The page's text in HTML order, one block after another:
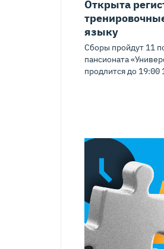
Открыта
языку
Сборы пройдут 11
пансионата
продлится до 19:00